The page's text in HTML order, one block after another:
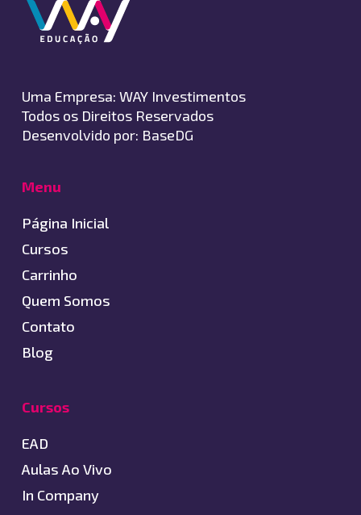
Uma Empresa: WAY Investimentos
Todos os Direitos Reservados
Desenvolvido por: BaseDG
Menu
Página Inicial
Cursos
Carrinho
Quem Somos
Contato
Blog
Cursos
EAD
Aulas Ao Vivo
In Company